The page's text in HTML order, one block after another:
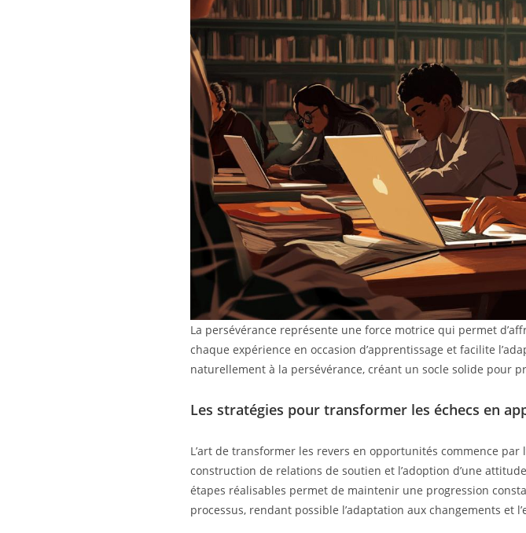
La persévérance représente une force motrice qui permet
chaque expérience en occasion d’apprentissage et facilite
naturellement à la persévérance, créant un socle solide pour
Les stratégies pour transformer les échecs en
L’art de transformer les revers en opportunités commence
construction de relations de soutien et l’adoption d’une
étapes réalisables permet de maintenir une progression
processus, rendant possible l’adaptation aux changements et